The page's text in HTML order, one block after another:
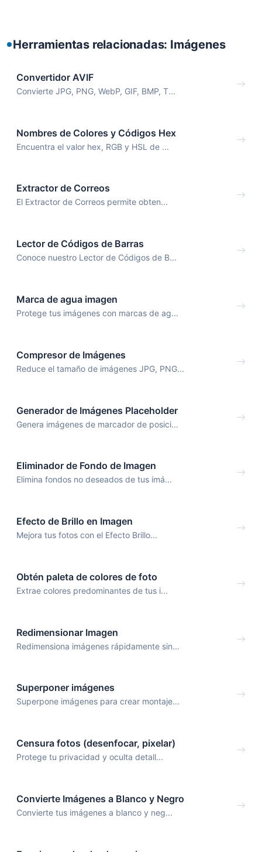
Herramientas relacionadas: Imágenes
Convertidor AVIF
Convierte JPG, PNG, WebP, GIF, BMP, T...
Nombres de Colores y Códigos Hex
Encuentra el valor hex, RGB y HSL de ...
Extractor de Correos
El Extractor de Correos permite obten...
Lector de Códigos de Barras
Conoce nuestro Lector de Códigos de B...
Marca de agua imagen
Protege tus imágenes con marcas de ag...
Compresor de Imágenes
Reduce el tamaño de imágenes JPG, PNG...
Generador de Imágenes Placeholder
Genera imágenes de marcador de posici...
Eliminador de Fondo de Imagen
Elimina fondos no deseados de tus imá...
Efecto de Brillo en Imagen
Mejora tus fotos con el Efecto Brillo...
Obtén paleta de colores de foto
Extrae colores predominantes de tus i...
Redimensionar Imagen
Redimensiona imágenes rápidamente sin...
Superponer imágenes
Superpone imágenes para crear montaje...
Censura fotos (desenfocar, pixelar)
Protege tu privacidad y oculta detall...
Convierte Imágenes a Blanco y Negro
Convierte tus imágenes a blanco y neg...